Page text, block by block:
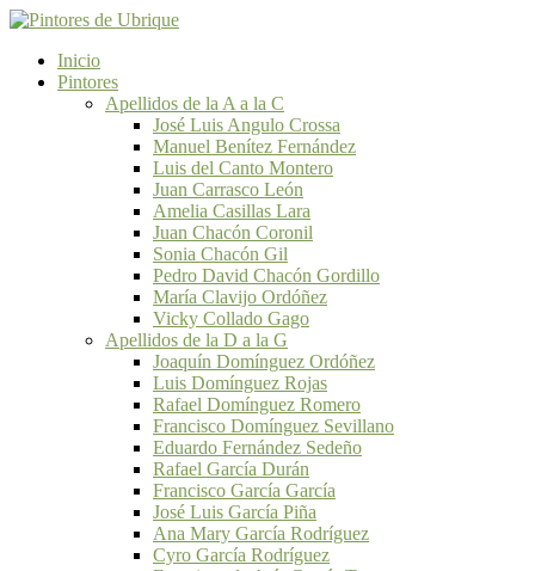
Inicio
Pintores
Apellidos de la A a la C
José Luis Angulo Crossa
Manuel Benítez Fernández
Luis del Canto Montero
Juan Carrasco León
Amelia Casillas Lara
Juan Chacón Coronil
Sonia Chacón Gil
Pedro David Chacón Gordillo
María Clavijo Ordóñez
Vicky Collado Gago
Apellidos de la D a la G
Joaquín Domínguez Ordóñez
Luis Domínguez Rojas
Rafael Domínguez Romero
Francisco Domínguez Sevillano
Eduardo Fernández Sedeño
Rafael García Durán
Francisco García García
José Luis García Piña
Ana Mary García Rodríguez
Cyro García Rodríguez